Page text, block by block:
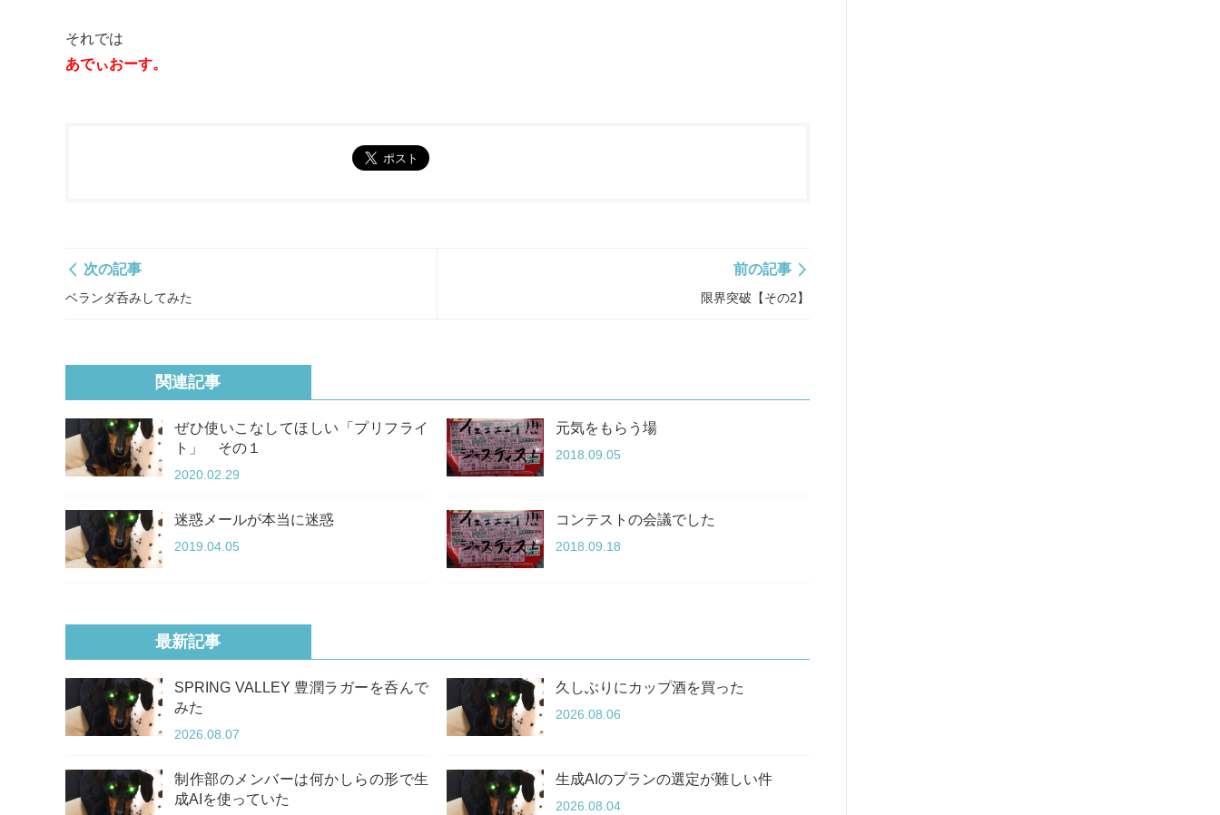
それでは
あでぃおーす。
次の記事
ベランダ呑みしてみた
前の記事
限界突破【その2】
関連記事
ぜひ使いこなしてほしい「プリフライ
ト」 その１
2020.02.29
元気をもらう場
2018.09.05
迷惑メールが本当に迷惑
2019.04.05
コンテストの会議でした
2018.09.18
最新記事
SPRING VALLEY 豊潤ラガーを呑んで
みた
2026.08.07
久しぶりにカップ酒を買った
2026.08.06
制作部のメンバーは何かしらの形で生
成AIを使っていた
生成AIのプランの選定が難しい件
2026.08.04